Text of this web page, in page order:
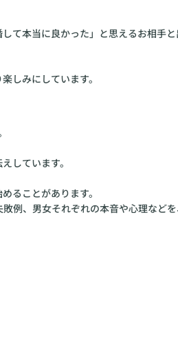
て本当に良かった」と思えるお相手
しみにしています。
しています。
ることがあります。
例、男女それぞれの本音や心理など